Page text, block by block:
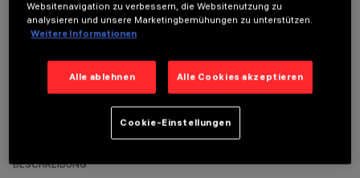
TECHNISCHE DATEN
LETZTES UPDATE: 07.08.2026
BESCHREIBUNG
Websitenavigation zu verbessern, die Websitenutzung zu
analysieren und unsere Marketingbemühungen zu unterstützen.
Weitere Informationen
Alle ablehnen Alle Cookies akzeptieren
Cookie-Einstellungen